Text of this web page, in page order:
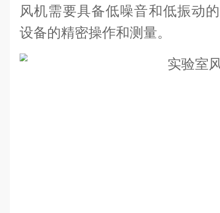
风机需要具备低噪音和低振动
设备的精密操作和测量。